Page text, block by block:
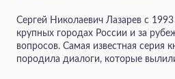
Сергей Николаевич Лазарев с
крупных городах России и за
вопросов. Самая известная серия
породила диалоги, которые